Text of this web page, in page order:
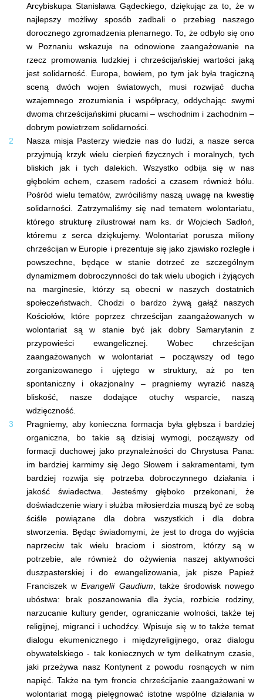
Arcybiskupa Stanisława Gądeckiego, dziękując za to, że w
najlepszy możliwy sposób zadbali o przebieg naszego
dorocznego zgromadzenia plenarnego. To, że odbyło się ono
w Poznaniu wskazuje na odnowione zaangażowanie na
rzecz promowania ludzkiej i chrześcijańskiej wartości jaką
jest solidarność. Europa, bowiem, po tym jak była tragiczną
sceną dwóch wojen światowych, musi rozwijać ducha
wzajemnego zrozumienia i współpracy, oddychając swymi
dwoma chrześcijańskimi płucami – wschodnim i zachodnim –
dobrym powietrzem solidarności.
Nasza misja Pasterzy wiedzie nas do ludzi, a nasze serca
przyjmują krzyk wielu cierpień fizycznych i moralnych, tych
bliskich jak i tych dalekich. Wszystko odbija się w nas
głębokim echem, czasem radości a czasem również bólu.
Pośród wielu tematów, zwróciliśmy naszą uwagę na kwestię
solidarności. Zatrzymaliśmy się nad tematem wolontariatu,
którego strukturę zilustrował nam ks. dr Wojciech Sadłoń,
któremu z serca dziękujemy. Wolontariat porusza miliony
chrześcijan w Europie i prezentuje się jako zjawisko rozległe i
powszechne, będące w stanie dotrzeć ze szczególnym
dynamizmem dobroczynności do tak wielu ubogich i żyjących
na marginesie, którzy są obecni w naszych dostatnich
społeczeństwach. Chodzi o bardzo żywą gałąź naszych
Kościołów, które poprzez chrześcijan zaangażowanych w
wolontariat są w stanie być jak dobry Samarytanin z
przypowieści ewangelicznej. Wobec chrześcijan
zaangażowanych w wolontariat – począwszy od tego
zorganizowanego i ujętego w struktury, aż po ten
spontaniczny i okazjonalny – pragniemy wyrazić naszą
bliskość, nasze dodające otuchy wsparcie, naszą
wdzięczność.
Pragniemy, aby konieczna formacja była głębsza i bardziej
organiczna, bo takie są dzisiaj wymogi, począwszy od
formacji duchowej jako przynależności do Chrystusa Pana:
im bardziej karmimy się Jego Słowem i sakramentami, tym
bardziej rozwija się potrzeba dobroczynnego działania i
jakość świadectwa. Jesteśmy głęboko przekonani, że
doświadczenie wiary i służba miłosierdzia muszą być ze sobą
ściśle powiązane dla dobra wszystkich i dla dobra
stworzenia. Będąc świadomymi, że jest to droga do wyjścia
naprzeciw tak wielu braciom i siostrom, którzy są w
potrzebie, ale również do ożywienia naszej aktywności
duszpasterskiej i do ewangelizowania, jak pisze Papież
Franciszek wEvangelii Gaudium , także środowisk nowego
ubóstwa: brak poszanowania dla życia, rozbicie rodziny,
narzucanie kultury gender, ograniczanie wolności, także tej
religijnej, migranci i uchodźcy. Wpisuje się w to także temat
dialogu ekumenicznego i międzyreligijnego, oraz dialogu
obywatelskiego - tak koniecznych w tym delikatnym czasie,
jaki przeżywa nasz Kontynent z powodu rosnących w nim
napięć. Także na tym froncie chrześcijanie zaangażowani w
wolontariat mogą pielęgnować istotne wspólne działania w